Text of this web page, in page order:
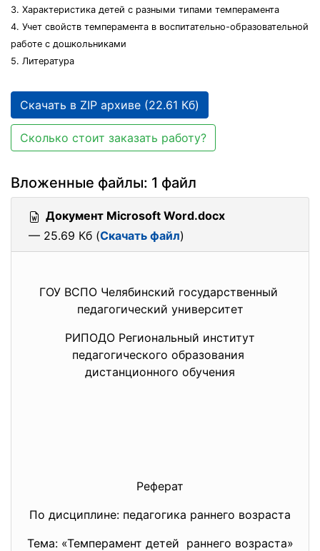
3. Характеристика детей с разными типами темперамента
4. Учет свойств темперамента в воспитательно-образовательной
работе с дошкольниками
5. Литература
Скачать в ZIP архиве (22.61 Кб)
Сколько стоит заказать работу?
Вложенные файлы: 1 файл
Документ Microsoft Word.docx
— 25.69 Кб (Скачать файл)
ГОУ ВСПО Челябинский государственный
педагогический университет
РИПОДО Региональный институт
педагогического образования
дистанционного обучения
Реферат
По дисциплине: педагогика раннего возраста
Тема: «Темперамент детей раннего возраста»